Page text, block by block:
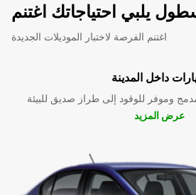
يلبي احتياجاتك اغتنم
اغتنم الفرصة لاختبار الموديلات الجديدة
داخل المدينة
وموفر للوقود إلى طراز صديق للبيئة
عرض المزيد